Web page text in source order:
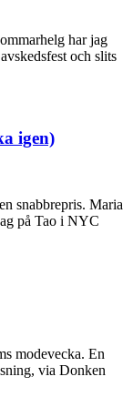
har jag
och slits
igen)
snabbrepris. Maria
på Tao i NYC
modevecka. En
via Donken